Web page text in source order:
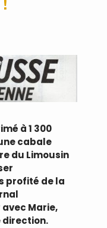
à 1 300
cabale
du Limousin
profité de la
Marie,